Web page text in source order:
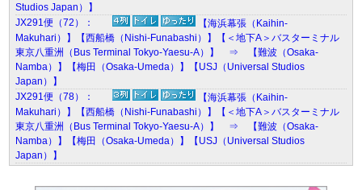
Studios Japan）】
JX291便（72）：
【海浜幕張（Kaihin-
Makuhari）】【西船橋（Nishi-Funabashi）】【＜地下A＞バスターミナル
東京八重洲（Bus Terminal Tokyo-Yaesu-A）】 ⇒ 【難波（Osaka-
Namba）】【梅田（Osaka-Umeda）】【USJ（Universal Studios
Japan）】
JX291便（78）：
【海浜幕張（Kaihin-
Makuhari）】【西船橋（Nishi-Funabashi）】【＜地下A＞バスターミナル
東京八重洲（Bus Terminal Tokyo-Yaesu-A）】 ⇒ 【難波（Osaka-
Namba）】【梅田（Osaka-Umeda）】【USJ（Universal Studios
Japan）】